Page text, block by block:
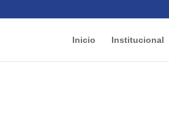
Inicio Institucional